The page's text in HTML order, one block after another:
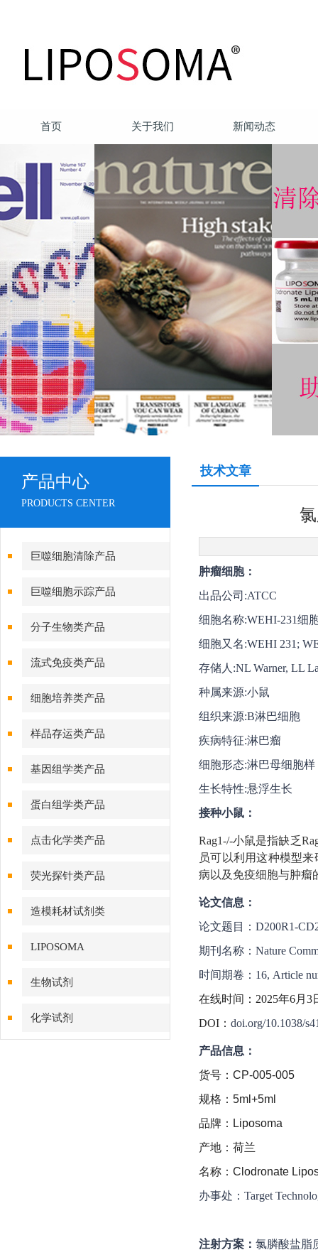
首页 关于我们 新闻动态
产品中心
PRODUCTS CENTER
巨噬细胞清除产品
巨噬细胞示踪产品
分子生物类产品
流式免疫类产品
细胞培养类产品
样品存运类产品
基因组学类产品
蛋白组学类产品
点击化学类产品
荧光探针类产品
造模耗材试剂类
LIPOSOMA
生物试剂
化学试剂
技术文章
肿瘤细胞：
出品公司:ATCC
细胞名称:WEHI-231细
细胞又名:WEHI 231;
存储人:NL Warner, LL
种属来源:小鼠
组织来源:B淋巴细胞
疾病特征:淋巴瘤
细胞形态:淋巴母细胞样
生长特性:悬浮生长
接种小鼠：
Rag1-/-小鼠是指缺乏
员可以利用这种模型
病以及免疫细胞与肿瘤
论文信息：
论文题目：D200R1-
期刊名称：Nature
时间期卷：16, Article
在线时间：2025年6月3
DOI： doi.org/10.1038/
产品信息：
货号：CP-005-005
规格：5ml+5ml
品牌：Liposoma
产地：荷兰
名称：Clodronate
办事处：Target
注射方案： 氯膦酸盐脂